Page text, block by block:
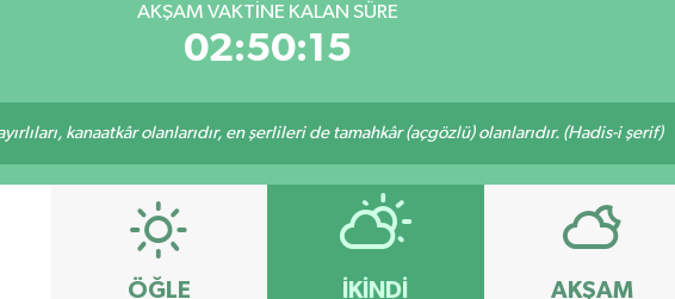
AKŞAM VAKTINE KALAN SÜRE
02:50:15
kanaatkâr olanlarıdır, en şerlileri de tamahkâr (açgözlü) olanlarıdır. (Hadis-i şerif)
ÖĞLE İKINDI AKŞAM